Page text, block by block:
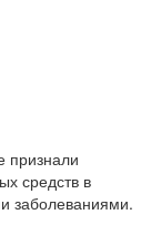
признали
средств в
заболеваниями.